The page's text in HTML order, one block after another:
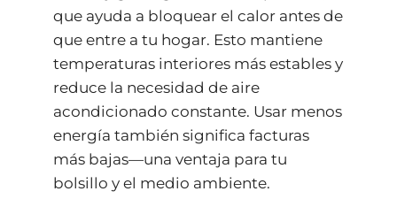
que ayuda a bloquear el calor antes de
que entre a tu hogar. Esto mantiene
temperaturas interiores más estables y
reduce la necesidad de aire
acondicionado constante. Usar menos
energía también significa facturas
más bajas—una ventaja para tu
bolsillo y el medio ambiente.